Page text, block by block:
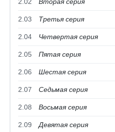
2.03 Третья серия
2.04 Четвертая серия
2.05 Пятая серия
2.06 Шестая серия
2.07 Седьмая серия
2.08 Восьмая серия
2.09 Девятая серия